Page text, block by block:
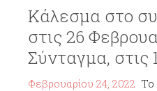
Κάλεσμα στο
στις 26
Σύνταγμα, στις
Φεβρουαρίου 24, 2022 Το